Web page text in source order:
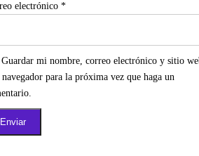
electrónico *
Guardar mi nombre, correo electrónico y sitio
navegador para la próxima vez que haga un